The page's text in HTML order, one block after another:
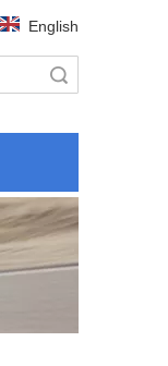
English